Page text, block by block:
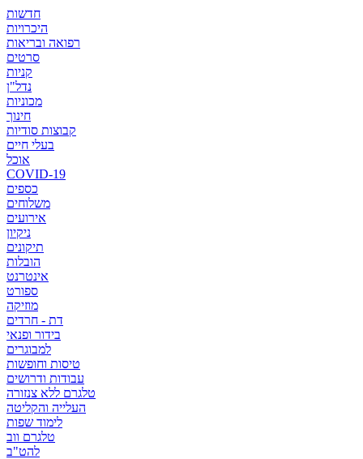
חדשות
היכרויות
רפואה ובריאות
סרטים
קניות
נדל"ן
מכוניות
חינוך
קבוצות סודיות
בעלי חיים
אוכל
COVID-19
כספים
משלוחים
אירועים
ניקיון
תיקונים
הובלות
אינטרנט
ספורט
מוזיקה
דת - חרדים
בידור ופנאי
למבוגרים
טיסות וחופשות
עבודות ודרושים
טלגרם ללא צנזורה
העלייה והקליטה
לימוד שפות
טלגרם ווב
להט"ב